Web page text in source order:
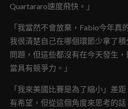
Quartararo速度飛快。」
「我當然不會放棄，Fabio今年真
我很清楚自己在哪個環節少拿了
問題，但這些都沒有在今天發生
當具有競爭力。」
「我來美國比賽是為了縮小」差
有希望，但從這個角度來思考的